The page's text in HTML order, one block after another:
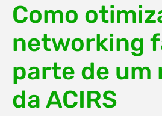
Como
networking
parte de um
da ACIRS